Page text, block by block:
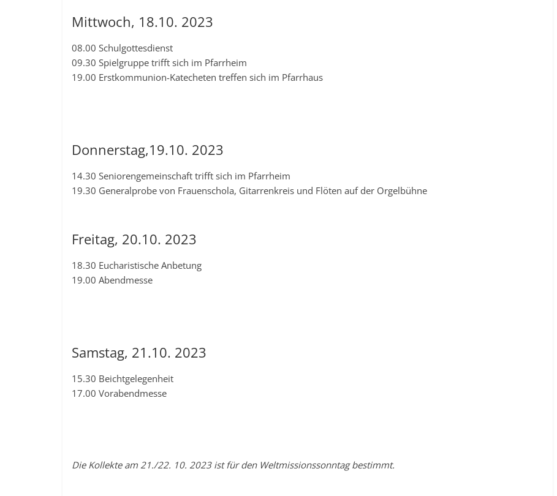
Mittwoch, 18.10. 2023
08.00 Schulgottesdienst
09.30 Spielgruppe trifft sich im Pfarrheim
19.00 Erstkommunion-Katecheten treffen sich im Pfarrhaus
Donnerstag,19.10. 2023
14.30 Seniorengemeinschaft trifft sich im Pfarrheim
19.30 Generalprobe von Frauenschola, Gitarrenkreis und Flöten auf der Orgelbühne
Freitag, 20.10. 2023
18.30 Eucharistische Anbetung
19.00 Abendmesse
Samstag, 21.10. 2023
15.30 Beichtgelegenheit
17.00 Vorabendmesse
Die Kollekte am 21./22. 10. 2023 ist für den Weltmissionssonntag bestimmt.